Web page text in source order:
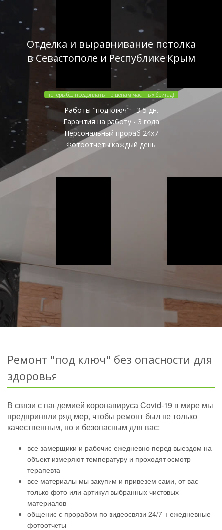
Отделка и выравнивание потолка
в Севастополе и Республике Крым
теперь без предоплаты по ценам частных бригад!
Работы "под ключ" - 3-5 дн.
Гарантия на работу - 3 года
Персональный прораб 24x7
Фотоотчеты каждый день
Ремонт "под ключ" без опасности для
здоровья
В связи с пандемией коронавируса Covid-19 в мире мы
предприняли ряд мер, чтобы ремонт был не только
качественным, но и безопасным для вас:
все замерщики и рабочие ежедневно перед выездом на
объект измеряют температуру и проходят осмотр
терапевта
все материалы мы закупим и привезем сами, от вас
только фото или артикул выбранных чистовых
материалов
общение с прорабом по видеосвязи 24/7 + ежедневные
фотоотчеты